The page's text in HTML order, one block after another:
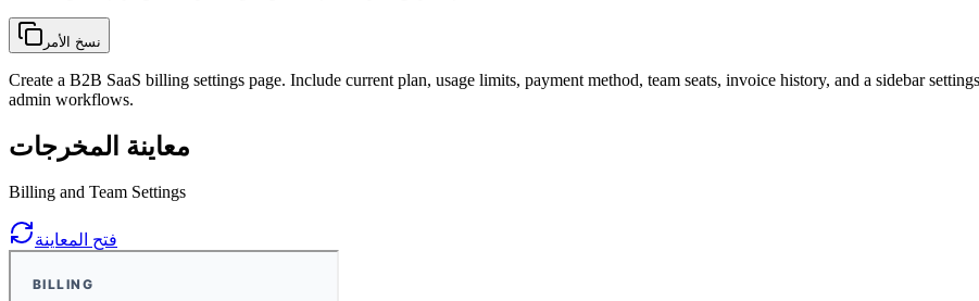
نسخ الأمر
Create a B2B SaaS billing settings page. Include current plan, usage limits, payment method, team seats, invoice history, and a sidebar
admin workflows.
معاينة المخرجات
Billing and Team Settings
فتح المعاينة